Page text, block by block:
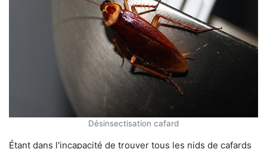
Désinsectisation cafard
Étant dans l'incapacité de trouver tous les nids de cafards